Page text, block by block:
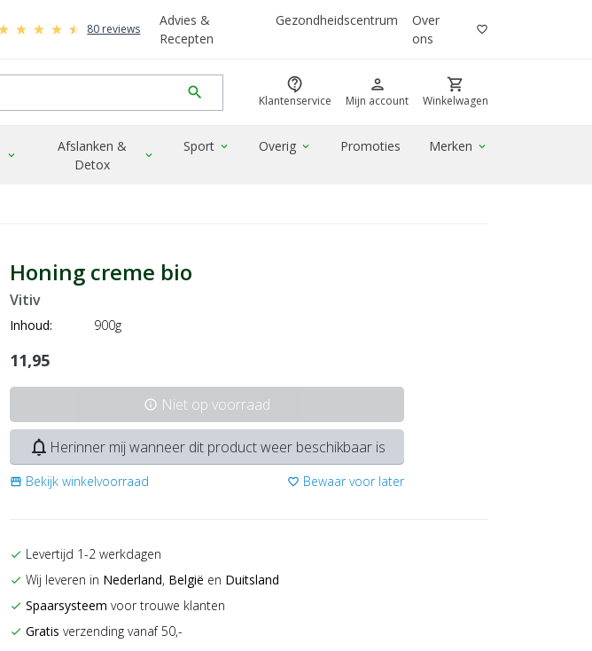
80 reviews
Advies &
Recepten
Gezondheidscentrum
Over
ons
favorite_border
search contact_support
Klantenservice
person
Mijn account
shopping_cart
Winkelwagen
expand_more
Afslanken &
Detox
expand_more
Sport expand_more Overig expand_more Promoties Merken expand_more
Honing creme bio
Vitiv
Inhoud: 900g
11,95
info Niet op voorraad
notifications_none Herinner mij wanneer dit product weer beschikbaar is
storefront Bekijk winkelvoorraad favorite_border Bewaar voor later
check Levertijd 1-2 werkdagen
check Wij leveren in Nederland, België en Duitsland
check Spaarsysteem voor trouwe klanten
check Gratis verzending vanaf 50,-